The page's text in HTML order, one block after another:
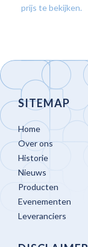
prijs te bekijken.
SITEMAP
Home
Over ons
Historie
Nieuws
Producten
Evenementen
Leveranciers